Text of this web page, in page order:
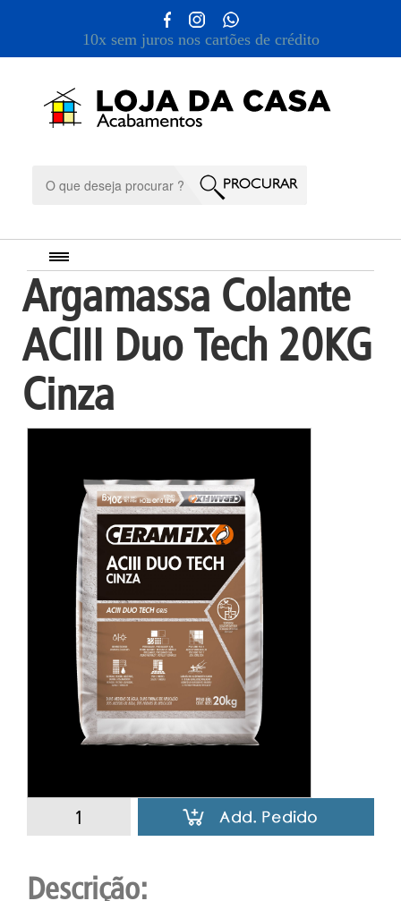
10x sem juros nos cartões de crédito
Argamassa Colante
ACIII Duo Tech 20KG
Cinza
Descrição: